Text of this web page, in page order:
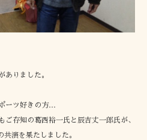
ありました。
ーツ好きの方…
ご存知の葛西裕一氏と辰吉丈一郎氏が、
演を果たしました。